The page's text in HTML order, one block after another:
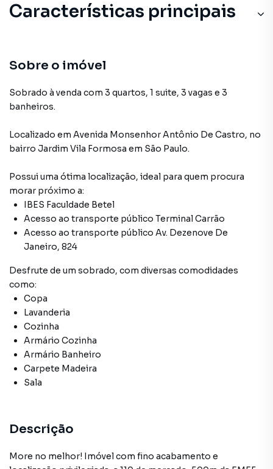
Características principais
Sobre o imóvel
Sobrado à venda com 3 quartos, 1 suite, 3 vagas e 3
banheiros.
Localizado em Avenida Monsenhor Antônio De Castro, no
bairro Jardim Vila Formosa em São Paulo.
Possui uma ótima localização, ideal para quem procura
morar próximo a:
IBES Faculdade Betel
Acesso ao transporte público Terminal Carrão
Acesso ao transporte público Av. Dezenove De
Janeiro, 824
Desfrute de um sobrado, com diversas comodidades
como:
Copa
Lavanderia
Cozinha
Armário Cozinha
Armário Banheiro
Carpete Madeira
Sala
Descrição
More no melhor! Imóvel com fino acabamento e